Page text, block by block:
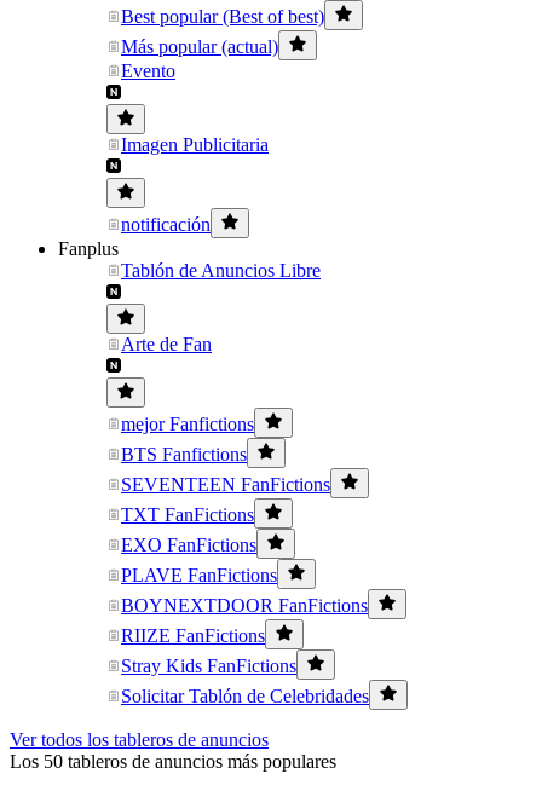
Best popular (Best of best)
Más popular (actual)
Evento
Imagen Publicitaria
notificación
Fanplus
Tablón de Anuncios Libre
Arte de Fan
mejor Fanfictions
BTS Fanfictions
SEVENTEEN FanFictions
TXT FanFictions
EXO FanFictions
PLAVE FanFictions
BOYNEXTDOOR FanFictions
RIIZE FanFictions
Stray Kids FanFictions
Solicitar Tablón de Celebridades
Ver todos los tableros de anuncios
Los 50 tableros de anuncios más populares